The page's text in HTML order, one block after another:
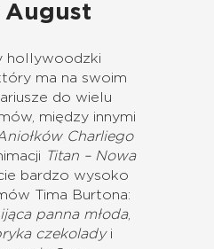
August
hollywoodzki
ma na swoim
do wielu
między innymi
Charliego
Titan – Nowa
bardzo wysoko
Tima Burtona:
panna młoda,
czekolady i